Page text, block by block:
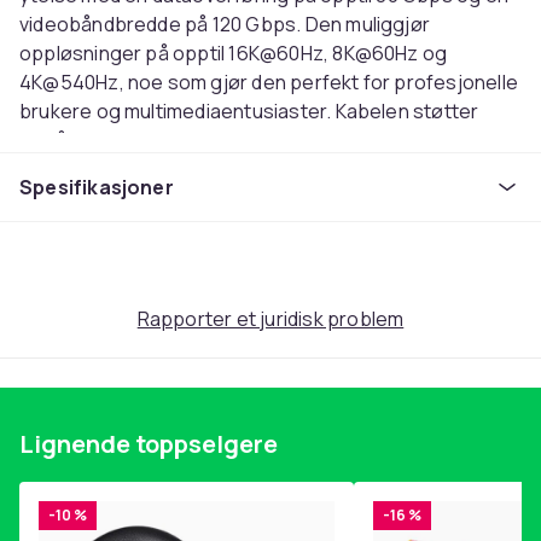
videobåndbredde på 120 Gbps. Den muliggjør
oppløsninger på opptil 16K@60Hz, 8K@60Hz og
4K@540Hz, noe som gjør den perfekt for profesjonelle
brukere og multimediaentusiaster. Kabelen støtter
også opptil 240W for effektiv lading av enheter, noe
lading.
Kompatibilitet: Støtter Thunderbolt 3, Thunderbolt 4,
Oppløsning: Støtte for 16K@60Hz, 8K@60Hz og
Effekt: Opptil 240W for effektiv lading
lading
Protokollstøtte:
Spesifikasjoner
Rapporter et juridisk problem
Lignende toppselgere
-10 % -16 %